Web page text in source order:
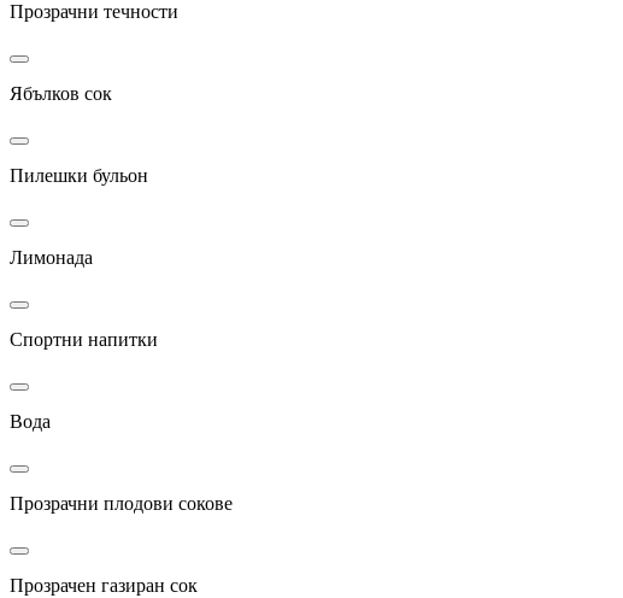
Прозрачни течности
Ябълков сок
Пилешки бульон
Лимонада
Спортни напитки
Вода
Прозрачни плодови сокове
Прозрачен газиран сок